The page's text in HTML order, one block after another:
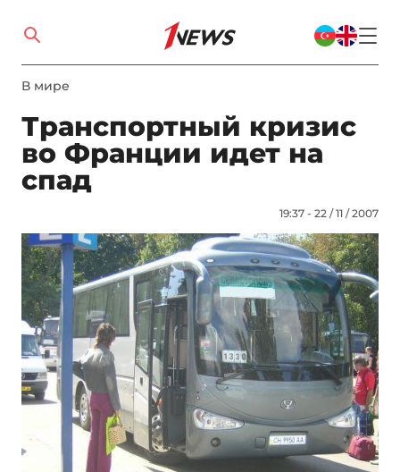
В мире
Транспортный кризис
во Франции идет на
спад
19:37 - 22 / 11 / 2007